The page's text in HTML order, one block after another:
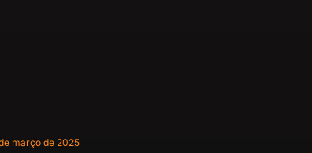
março de 2025